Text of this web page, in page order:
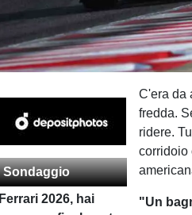
Sondaggio
Ferrari 2026, hai
C'era da
fredda.
ridere.
corridoio
"Un